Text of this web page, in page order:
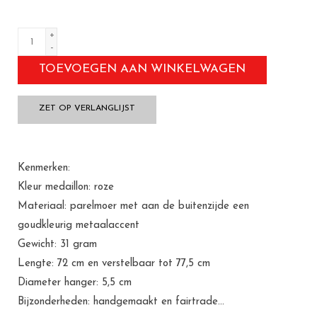
+
-
TOEVOEGEN AAN WINKELWAGEN
ZET OP VERLANGLIJST
Kenmerken:
Kleur medaillon: roze
Materiaal: parelmoer met aan de buitenzijde een
goudkleurig metaalaccent
Gewicht: 31 gram
Lengte: 72 cm en verstelbaar tot 77,5 cm
Diameter hanger: 5,5 cm
Bijzonderheden: handgemaakt en fairtrade...